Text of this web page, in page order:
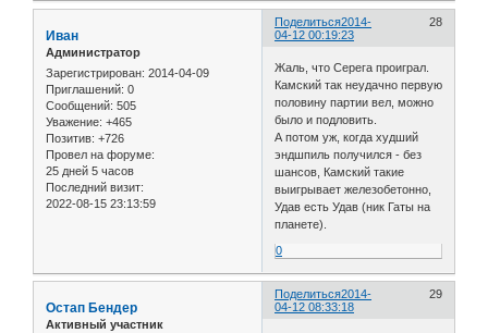
Поделиться 28
2014-
04-12 00:19:23
Иван
Администратор
Зарегистрирован: 2014-04-09
Приглашений: 0
Сообщений: 505
Уважение: +465
Позитив: +726
Провел на форуме:
25 дней 5 часов
Последний визит:
2022-08-15 23:13:59
Жаль, что Серега проиграл.
Камский так неудачно первую
половину партии вел, можно
было и подловить.
А потом уж, когда худший
эндшпиль получился - без
шансов, Камский такие
выигрывает железобетонно,
Удав есть Удав (ник Гаты на
планете).
0
Поделиться 29
2014-
04-12 08:33:18
Остап Бендер
Активный участник